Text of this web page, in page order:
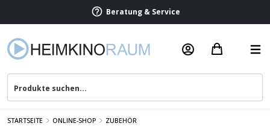
Beratung & Service
STARTSEITE ONLINE-SHOP ZUBEHÖR